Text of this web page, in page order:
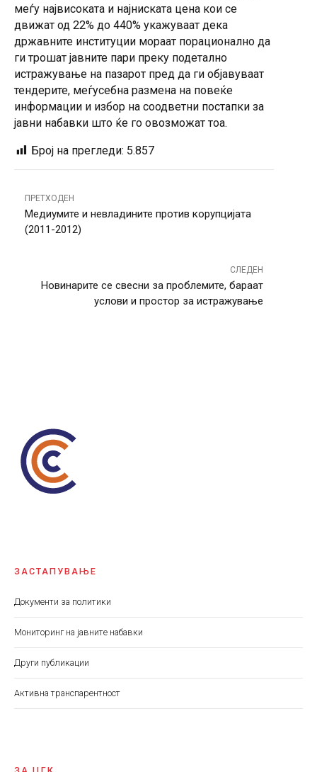
меѓу највисоката и најниската цена кои се
движат од 22% до 440% укажуваат дека
државните институции мораат порационално да
ги трошат јавните пари преку подетално
истражување на пазарот пред да ги објавуваат
тендерите, меѓусебна размена на повеќе
информации и избор на соодветни постапки за
јавни набавки што ќе го овозможат тоа.
Број на прегледи: 5.857
ПРЕТХОДЕН
Медиумите и невладините против корупцијата
(2011-2012)
СЛЕДЕН
Новинарите се свесни за проблемите, бараат
услови и простор за истражување
ЗАСТАПУВАЊЕ
Документи за политики
Мониторинг на јавните набавки
Други публикации
Aктивна транспарентност